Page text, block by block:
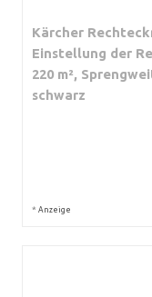
Kärcher
Einstellung der
220 m²,
schwarz
* Anzeige